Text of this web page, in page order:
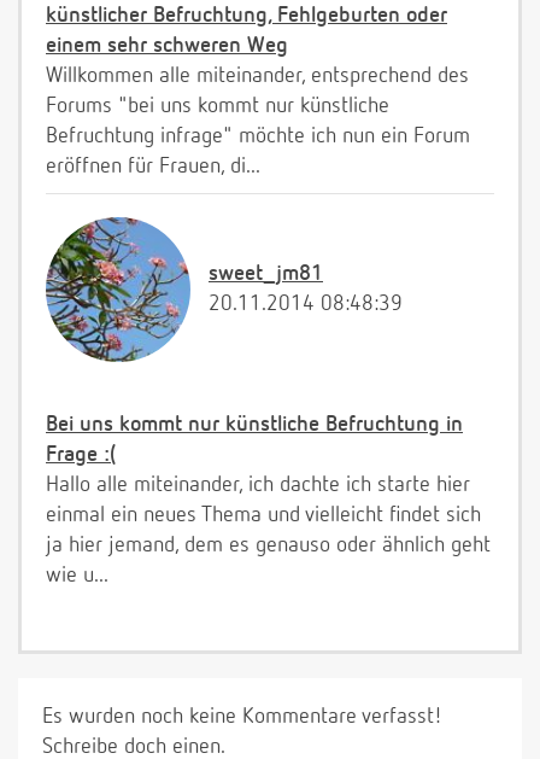
künstlicher Befruchtung, Fehlgeburten oder
einem sehr schweren Weg
Willkommen alle miteinander, entsprechend des
Forums "bei uns kommt nur künstliche
Befruchtung infrage" möchte ich nun ein Forum
eröffnen für Frauen, di...
sweet_jm81
20.11.2014 08:48:39
Bei uns kommt nur künstliche Befruchtung in
Frage :(
Hallo alle miteinander, ich dachte ich starte hier
einmal ein neues Thema und vielleicht findet sich
ja hier jemand, dem es genauso oder ähnlich geht
wie u...
Es wurden noch keine Kommentare verfasst!
Schreibe doch einen.